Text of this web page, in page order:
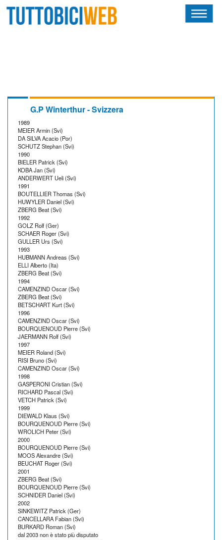
CALENDARIO
OSCAR
ALBI D'ORO
NEWSLETTER
G.P Winterthur - Svizzera
1989
MEIER Armin (Svi)
DA SILVA Acacio (Por)
SCHUTZ Stephan (Svi)
1990
BIELER Patrick (Svi)
KOBA Jan (Svi)
ANDERWERT Ueli (Svi)
1991
BOUTELLIER Thomas (Svi)
HUWYLER Daniel (Svi)
ZBERG Beat (Svi)
1992
GOLZ Rolf (Ger)
SCHAER Roger (Svi)
GULLER Urs (Svi)
1993
HUBMANN Andreas (Svi)
ELLI Alberto (Ita)
ZBERG Beat (Svi)
1994
CAMENZIND Oscar (Svi)
ZBERG Beat (Svi)
BETSCHART Kurt (Svi)
1996
CAMENZIND Oscar (Svi)
BOURQUENOUD Pierre (Svi)
JAERMANN Rolf (Svi)
1997
MEIER Roland (Svi)
RISI Bruno (Svi)
CAMENZIND Oscar (Svi)
1998
GASPERONI Cristian (Svi)
RICHARD Pascal (Svi)
VETCH Patrick (Svi)
1999
DIEWALD Klaus (Svi)
BOURQUENOUD Pierre (Svi)
WROLICH Peter (Svi)
2000
BOURQUENOUD Pierre (Svi)
MOOS Alexandre (Svi)
BEUCHAT Roger (Svi)
2001
ZBERG Beat (Svi)
BOURQUENOUD Pierre (Svi)
SCHNIDER Daniel (Svi)
2002
SINKEWITZ Patrick (Ger)
CANCELLARA Fabian (Svi)
BURKARD Roman (Svi)
dal 2003 non è stato più disputato